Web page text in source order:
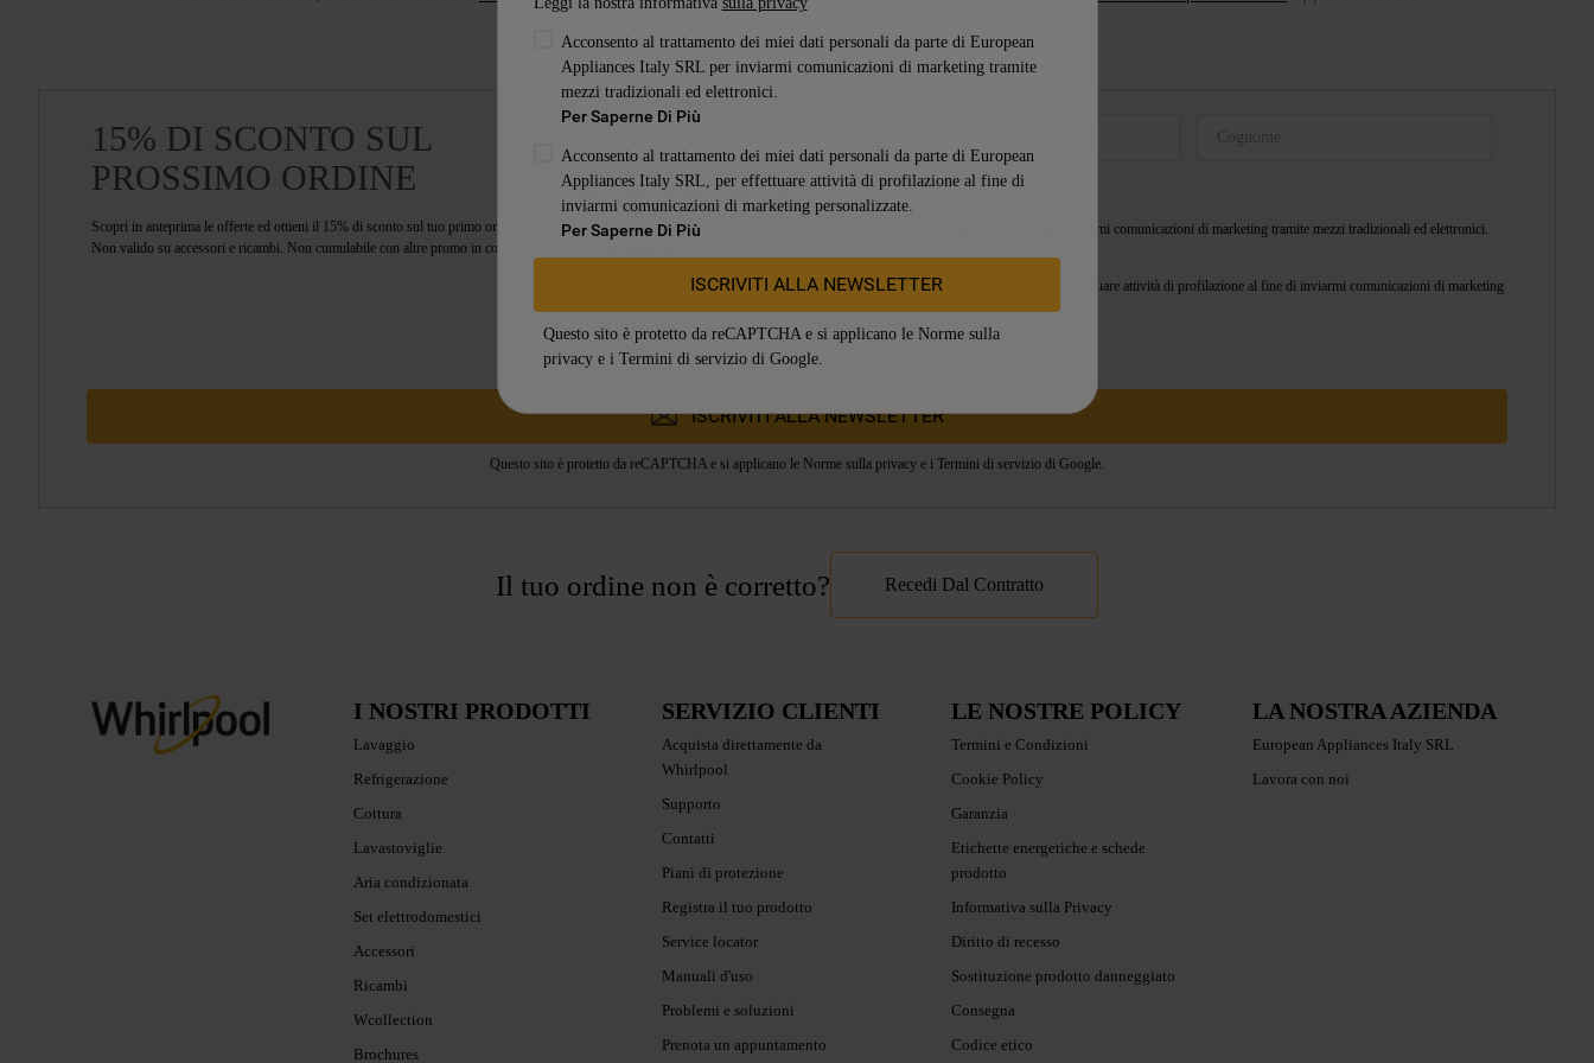
"motivo" di contatto per ricevere un aiuto più specifico e rapido.
Scegli il "motivo" principale per il quale ci stai contattando e il nostro sistema ti porterà verso il metodo più adatto e rapido. Vogliamo che il tuo
elettrodomestico Whirlpool torni a funzionare perfettamente nella maniera più veloce possibile.
Puoi anche raggiungerci direttamente allo 022030, oppure usare la nostra chat dedicata.
Leggi di più
15% DI SCONTO SUL
PROSSIMO ORDINE
Scopri in anteprima le offerte ed ottieni il 15% di sconto sul tuo primo ordine.
Non valido su accessori e ricambi. Non cumulabile con altre promo in corso.
Leggi la nostra informativa
Acconsento al trattamento dei miei dati personali da parte di Whirlpool Italia srl per inviarmi comunicazioni di marketing tramite mezzi tradizionali ed elettronici.
Acconsento al trattamento dei miei dati personali da parte di Whirlpool Italia srl, per effettuare attività di profilazione al fine di inviarmi comunicazioni di marketing
Per Saperne Di Più
ISCRIVITI ALLA NEWSLETTER
Questo sito è protetto da reCAPTCHA e si applicano le Norme sulla privacy e i Termini di servizio di Google.
Il tuo ordine non è corretto? Recedi Dal Contratto
I NOSTRI PRODOTTI
Lavaggio
Refrigerazione
Cottura
Lavastoviglie
Aria condizionata
Set elettrodomestici
Accessori
Ricambi
Wcollection
Brochures
SERVIZIO CLIENTI
Acquista direttamente da
Whirlpool
Supporto
Contatti
Piani di protezione
Registra il tuo prodotto
Service locator
Manuali d'uso
Problemi e soluzioni
Prenota un appuntamento
LE NOSTRE POLICY
Termini e Condizioni
Cookie Policy
Garanzia
Etichette energetiche e schede
prodotto
Informativa sulla Privacy
Diritto di recesso
Sostituzione prodotto danneggiato
Consegna
Codice etico
LA NOSTRA AZIENDA
European Appliances Italy SRL
Lavora con noi
Acconsento al trattamento dei miei dati personali da parte di European
Appliances Italy SRL per inviarmi comunicazioni di marketing tramite
mezzi tradizionali ed elettronici.
Per Saperne Di Più
Acconsento al trattamento dei miei dati personali da parte di European
Appliances Italy SRL, per effettuare attività di profilazione al fine di
inviarmi comunicazioni di marketing personalizzate.
Per Saperne Di Più
ISCRIVITI ALLA NEWSLETTER
Questo sito è protetto da reCAPTCHA e si applicano le Norme sulla
privacye i Termini di serviziodi Google.